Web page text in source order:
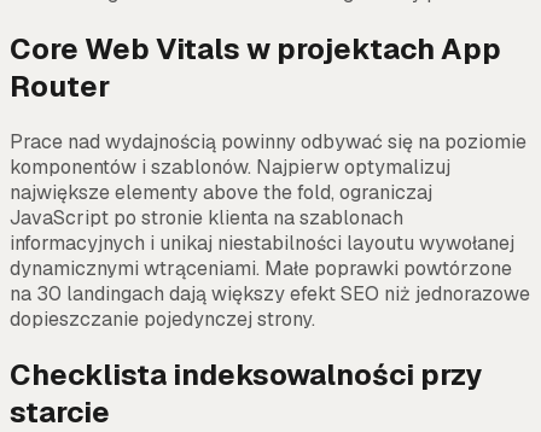
Core Web Vitals w projektach App
Router
Prace nad wydajnością powinny odbywać się na poziomie
komponentów i szablonów. Najpierw optymalizuj
największe elementy above the fold, ograniczaj
JavaScript po stronie klienta na szablonach
informacyjnych i unikaj niestabilności layoutu wywołanej
dynamicznymi wtrąceniami. Małe poprawki powtórzone
na 30 landingach dają większy efekt SEO niż jednorazowe
dopieszczanie pojedynczej strony.
Checklista indeksowalności przy
starcie